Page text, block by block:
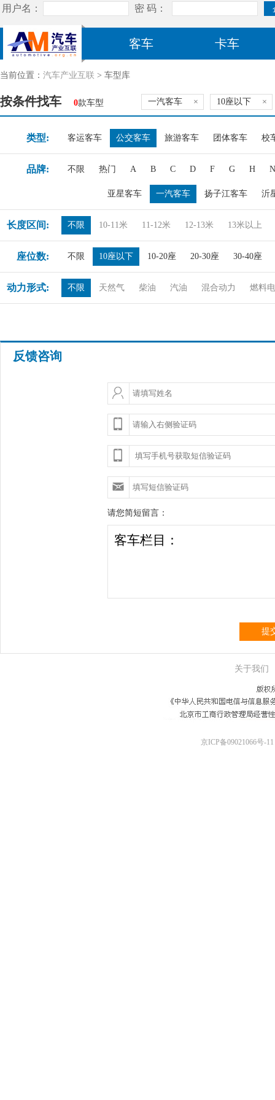
客车 卡车
当前位置： 汽车产业互联 > 车型库
按条件找车 0款车型 一汽客车 × 10座以下 ×
类型: 客运客车 公交客车 旅游客车 团体客车 校
品牌: 不限 热门 A B C D F G H N
亚星客车 一汽客车 扬子江客车 沂
长度区间: 不限 10-11米 11-12米 12-13米 13米以上
座位数: 不限 10座以下 10-20座 20-30座 30-40座
动力形式: 不限 天然气 柴油 汽油 混合动力 燃料
反馈咨询
请您简短留言：
提
关于我们
京ICP备09021066号-11